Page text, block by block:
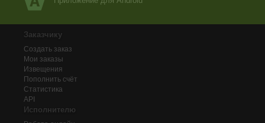
Заказчику
Создать заказ
Мои заказы
Извещения
Пополнить счёт
Статистика
API
Исполнителю